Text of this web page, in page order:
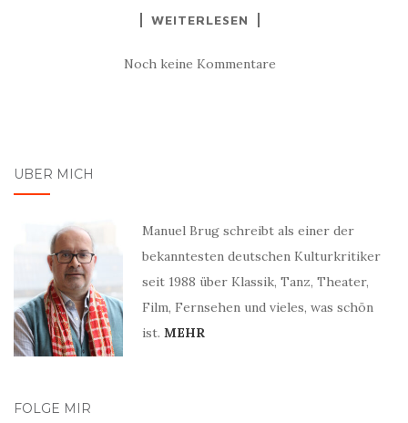
WEITERLESEN
Noch keine Kommentare
ÜBER MICH
Manuel Brug schreibt als einer der
bekanntesten deutschen Kulturkritiker
seit 1988 über Klassik, Tanz, Theater,
Film, Fernsehen und vieles, was schön
ist. MEHR
FOLGE MIR